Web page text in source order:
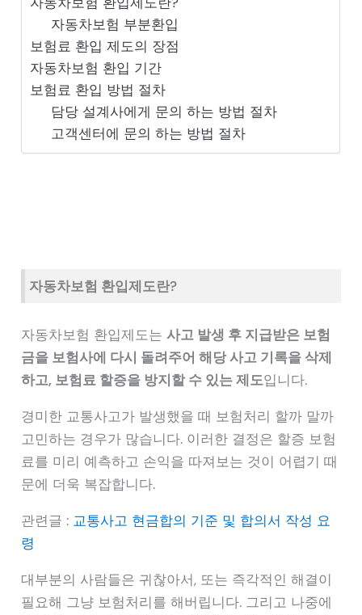
자동차보험 부분환입
보험료 환입 제도의 장점
자동차보험 환입 기간
보험료 환입 방법 절차
담당 설계사에게 문의 하는 방법 절차
고객센터에 문의 하는 방법 절차
자동차보험 환입제도란?
자동차보험 환입제도는사고 발생 후 지급받은 보험
금을 보험사에 다시 돌려주어 해당 사고 기록을 삭제
하고, 보험료 할증을 방지할 수 있는 제도입니다.
경미한 교통사고가 발생했을 때 보험처리 할까 말까
고민하는 경우가 많습니다. 이러한 결정은 할증 보험
료를 미리 예측하고 손익을 따져보는 것이 어렵기 때
문에 더욱 복잡합니다.
관련글 : 교통사고 현금합의 기준 및 합의서 작성 요
령
대부분의 사람들은 귀찮아서, 또는 즉각적인 해결이
필요해 그냥 보험처리를 해버립니다. 그리고 나중에